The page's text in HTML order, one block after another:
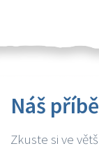
Náš
Zkuste si ve